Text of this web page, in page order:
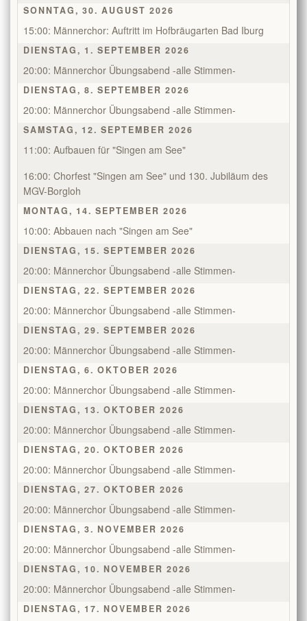
TeutoChoriFeen
TeutoChoriFeen
TeutoChoriFeen-Termine
TeutoChoriFeen Einblicke
TeutoChoriFeen Vorstand
TeutoChoriFeen intern
TeutoMusiKids
TeutoMusiKids
TeutoMusiKids-Termine
TeutoMusiKids News
SONNTAG, 30. AUGUST 2026
15:00: Männerchor: Auftritt im Hofbräugarten Bad Iburg
DIENSTAG, 1. SEPTEMBER 2026
20:00: Männerchor Übungsabend -alle Stimmen-
DIENSTAG, 8. SEPTEMBER 2026
20:00: Männerchor Übungsabend -alle Stimmen-
SAMSTAG, 12. SEPTEMBER 2026
11:00: Aufbauen für "Singen am See"
16:00: Chorfest "Singen am See" und 130. Jubiläum des
MGV-Borgloh
MONTAG, 14. SEPTEMBER 2026
10:00: Abbauen nach "Singen am See"
DIENSTAG, 15. SEPTEMBER 2026
20:00: Männerchor Übungsabend -alle Stimmen-
DIENSTAG, 22. SEPTEMBER 2026
20:00: Männerchor Übungsabend -alle Stimmen-
DIENSTAG, 29. SEPTEMBER 2026
20:00: Männerchor Übungsabend -alle Stimmen-
DIENSTAG, 6. OKTOBER 2026
20:00: Männerchor Übungsabend -alle Stimmen-
DIENSTAG, 13. OKTOBER 2026
20:00: Männerchor Übungsabend -alle Stimmen-
DIENSTAG, 20. OKTOBER 2026
20:00: Männerchor Übungsabend -alle Stimmen-
DIENSTAG, 27. OKTOBER 2026
20:00: Männerchor Übungsabend -alle Stimmen-
DIENSTAG, 3. NOVEMBER 2026
20:00: Männerchor Übungsabend -alle Stimmen-
DIENSTAG, 10. NOVEMBER 2026
20:00: Männerchor Übungsabend -alle Stimmen-
DIENSTAG, 17. NOVEMBER 2026